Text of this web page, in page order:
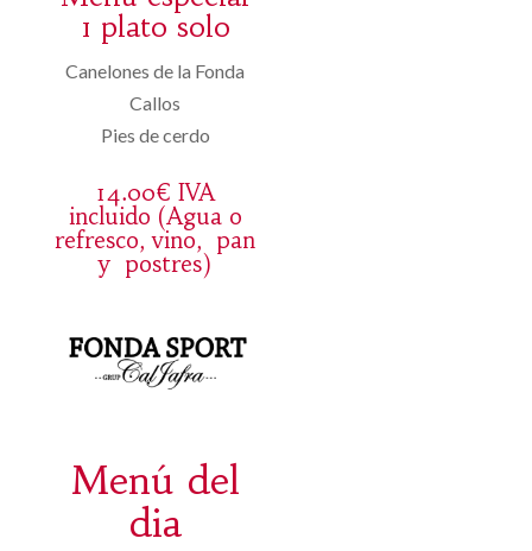
1 plato solo
Canelones de la Fonda
Callos
Pies de cerdo
14.00€ IVA
incluido (Agua o
refresco, vino, pan
y postres)
Menú del
dia